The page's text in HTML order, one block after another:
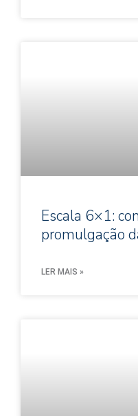
Escala 6×1:
promulgação
LER MAIS »